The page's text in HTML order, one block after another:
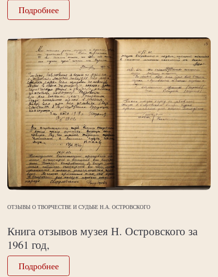
Подробнее
ОТЗЫВЫ О ТВОРЧЕСТВЕ И СУДЬБЕ Н.А. ОСТРОВСКОГО
Книга отзывов музея Н. Островского за
1961 год,
Подробнее